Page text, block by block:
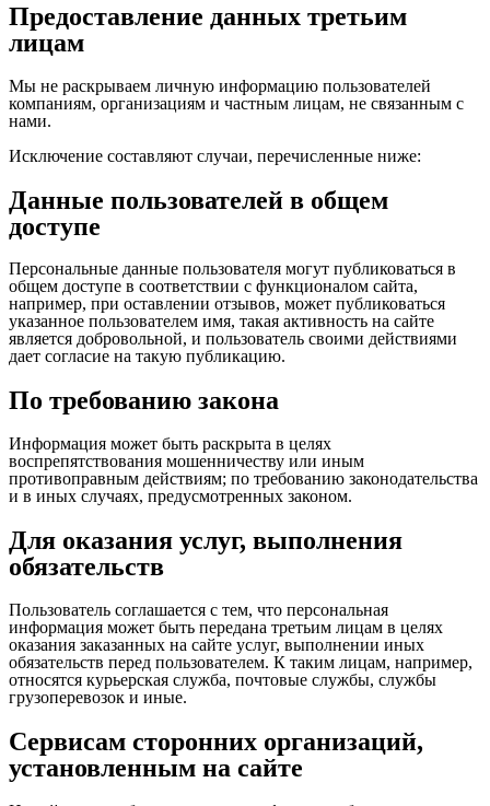
Предоставление данных третьим
лицам
Мы не раскрываем личную информацию пользователей
компаниям, организациям и частным лицам, не связанным с
нами.
Исключение составляют случаи, перечисленные ниже:
Данные пользователей в общем
доступе
Персональные данные пользователя могут публиковаться в
общем доступе в соответствии с функционалом сайта,
например, при оставлении отзывов, может публиковаться
указанное пользователем имя, такая активность на сайте
является добровольной, и пользователь своими действиями
дает согласие на такую публикацию.
По требованию закона
Информация может быть раскрыта в целях
воспрепятствования мошенничеству или иным
противоправным действиям; по требованию законодательства
и в иных случаях, предусмотренных законом.
Для оказания услуг, выполнения
обязательств
Пользователь соглашается с тем, что персональная
информация может быть передана третьим лицам в целях
оказания заказанных на сайте услуг, выполнении иных
обязательств перед пользователем. К таким лицам, например,
относятся курьерская служба, почтовые службы, службы
грузоперевозок и иные.
Сервисам сторонних организаций,
установленным на сайте